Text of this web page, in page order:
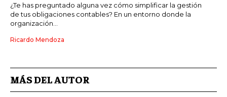
¿Te has preguntado alguna vez cómo simplificar la gestión
de tus obligaciones contables? En un entorno donde la
organización...
Ricardo Mendoza
MÁS DEL AUTOR